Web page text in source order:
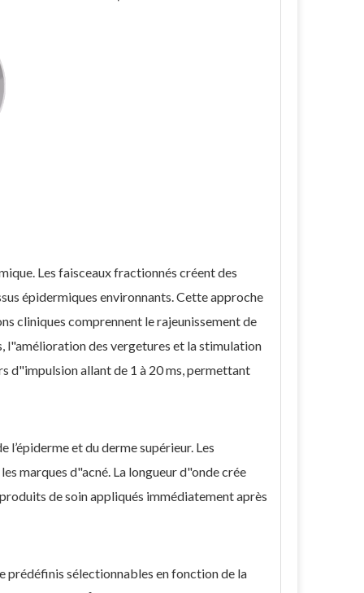
Les faisceaux fractionnés créent des
épidermiques environnants. Cette approche
cliniques comprennent le rajeunissement de
l"amélioration des vergetures et la stimulation
d"impulsion allant de 1 à 20 ms, permettant
et du derme supérieur. Les
marques d"acné. La longueur d"onde crée
de soin appliqués immédiatement après
prédéfinis sélectionnables en fonction de la